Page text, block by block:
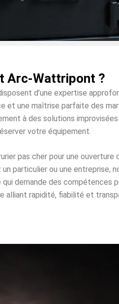
Arc-Wattripont ?
d’une expertise
et une maîtrise parfaite des
à des solutions
votre équipement.
pas cher pour une
particulier ou une entreprise,
demande des compétences
alliant rapidité, fiabilité et